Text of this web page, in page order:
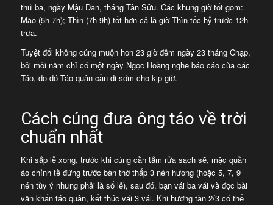
thứ ba, ngày Mậu Dần, tháng Tân Sửu. Các khung giờ tốt gồm:
Mão (5h-7h); Thìn (7h-9h) tốt hơn cả là giờ Thìn tốc hỷ trước 12h
trưa.
Tuyệt đối không cúng muộn hơn 23 giờ đêm ngày 23 tháng Chạp,
bởi mỗi năm chỉ có một ngày Ngọc Hoàng nghe báo cáo của các
Táo, do đó Táo quân cần đi sớm cho kịp giờ.
Cách cúng đưa ông táo về trời
chuẩn nhất
Khi sắp lễ xong, trước khi cúng cần tắm rửa sạch sẽ, mặc quần
áo chỉnh tề đứng trước bàn thờ thắp 3 nén hương (hoặc 5, 7, 9
nén tùy ý nhưng phải là số lẻ), sau đó, bạn vái ba vái và đọc bài
văn khấn táo quân, kết thúc vái 3 vái. Khi hương tàn 2/3 có thể